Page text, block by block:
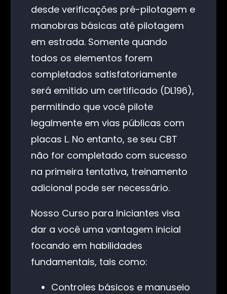
desde verificações pré-pilotagem e
manobras básicas até pilotagem
em estrada. Somente quando
todos os elementos forem
completados satisfatoriamente
será emitido um certificado (DL196),
permitindo que você pilote
legalmente em vias públicas com
placas L. No entanto, se seu CBT
não for completado com sucesso
na primeira tentativa, treinamento
adicional pode ser necessário.
Nosso Curso para Iniciantes visa
dar a você uma vantagem inicial
focando em habilidades
fundamentais, tais como:
Controles básicos e manuseio